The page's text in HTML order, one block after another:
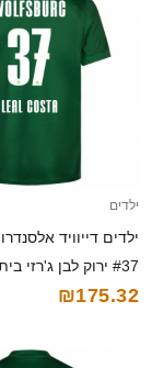
ילדים
ילדים דייוויד
חולצה קצרה
₪175.32